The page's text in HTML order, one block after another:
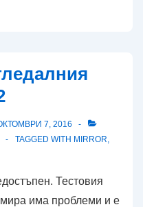
7, 2016
TAGGED WITH MIRROR,
Тестовия
има проблеми и е